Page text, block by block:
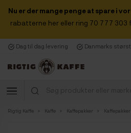
Nu er der mange penge at spare i
rabatterne her eller ring 70 777 303
Dag til dag levering Danmarks
Rigtig Kaffe Kaffe Kaffepakker Kaffepakker